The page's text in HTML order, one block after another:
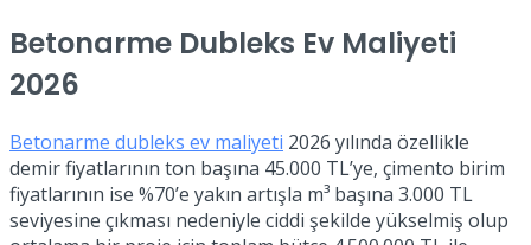
Betonarme Dubleks Ev Maliyeti
2026
Betonarme dubleks ev maliyeti 2026 yılında özellikle
demir fiyatlarının ton başına 45.000 TL’ye, çimento birim
fiyatlarının ise %70’e yakın artışla m³ başına 3.000 TL
seviyesine çıkması nedeniyle ciddi şekilde yükselmiş olup